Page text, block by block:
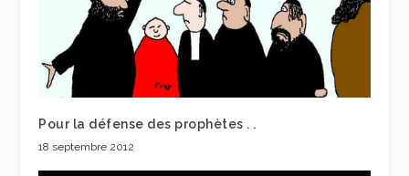
Pour la défense des prophètes . .
18 septembre 2012